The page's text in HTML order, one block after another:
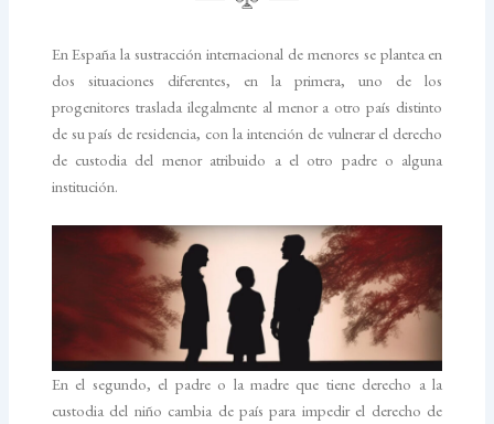
En España la sustracción internacional de menores se plantea en
dos situaciones diferentes, en la primera, uno de los
progenitores traslada ilegalmente al menor a otro país distinto
de su país de residencia, con la intención de vulnerar el derecho
de custodia del menor atribuido a el otro padre o alguna
institución.
En el segundo, el padre o la madre que tiene derecho a la
custodia del niño cambia de país para impedir el derecho de